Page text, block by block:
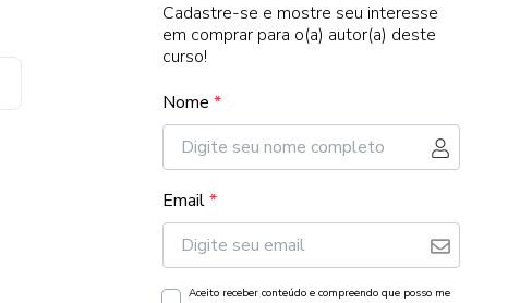
Cadastre-se e mostre seu interesse
em comprar para o(a) autor(a) deste
curso!
Nome *
Email*
Aceito receber conteúdo e compreendo que posso me